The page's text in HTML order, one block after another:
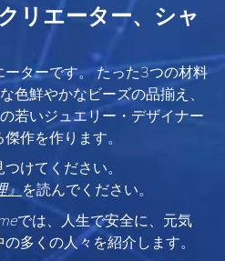
リエーター、シャ
ターです。 たった3つの材料
色鮮やかなビーズの品揃え、
若いジュエリー・デザイナー
作を作ります。
けてください。
を読んでください。
では、人生で安全に、元気
多くの人々を紹介します。